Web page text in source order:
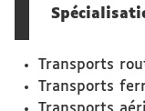
Transports
Transports